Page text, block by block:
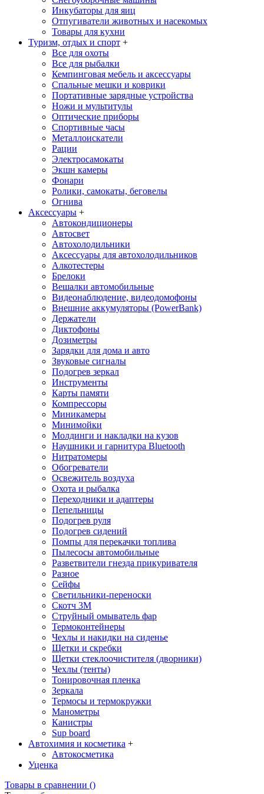
Инкубаторы для яиц
Отпугиватели животных и насекомых
Товары для кухни
Туризм, отдых и спорт +
Все для охоты
Все для рыбалки
Кемпинговая мебель и аксессуары
Спальные мешки и коврики
Портативные зарядные устройства
Ножи и мультитулы
Оптические приборы
Спортивные часы
Металлоискатели
Рации
Электросамокаты
Экшн камеры
Фонари
Ролики, самокаты, беговелы
Огнива
Аксессуары +
Автокондиционеры
Aвтосвет
Автохолодильники
Аксессуары для автохолодильников
Алкотестеры
Брелоки
Вешалки автомобильные
Видеонаблюдение, видеодомофоны
Внешние аккумуляторы (PowerBank)
Держатели
Диктофоны
Дозиметры
Зарядки для дома и авто
Звуковые сигналы
Подогрев зеркал
Инструменты
Карты памяти
Компрессоры
Миникамеры
Минимойки
Молдинги и накладки на кузов
Наушники и гарнитура Bluetooth
Нитратомеры
Обогреватели
Освежитель воздуха
Охота и рыбалка
Переходники и адаптеры
Пепельницы
Подогрев руля
Подогрев сидений
Помпы для перекачки топлива
Пылесосы автомобильные
Разветвители гнезда прикуривателя
Разное
Сейфы
Светильники-переноски
Скотч 3М
Струйный омыватель фар
Термоконтейнеры
Чехлы и накидки на сиденье
Щетки и скребки
Щетки стеклоочистителя (дворники)
Чехлы (тенты)
Тонировочная пленка
Зеркалa
Термосы и термокружки
Манометры
Канистры
Sup board
Автохимия и косметика +
Автокосметика
Уценка
Товары в сравнении ()